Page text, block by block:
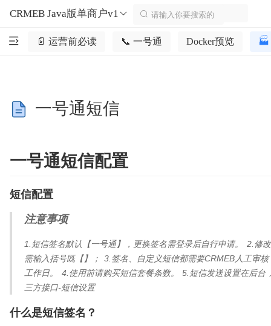
CRMEB Java版单商户v1
📄 运营前必读 📞 一号通 Docker预览 🏭
一号通短信
一号通短信配置
短信配置
注意事项
1.短信签名默认【一号通】，更换签名需登录后自行申请。 2.修
需输入括号既【】； 3.签名、自定义短信都需要CRMEB人工审
工作日。 4.使用前请购买短信套餐条数。 5.短信发送设置在后台
三方接口-短信设置
什么是短信签名？